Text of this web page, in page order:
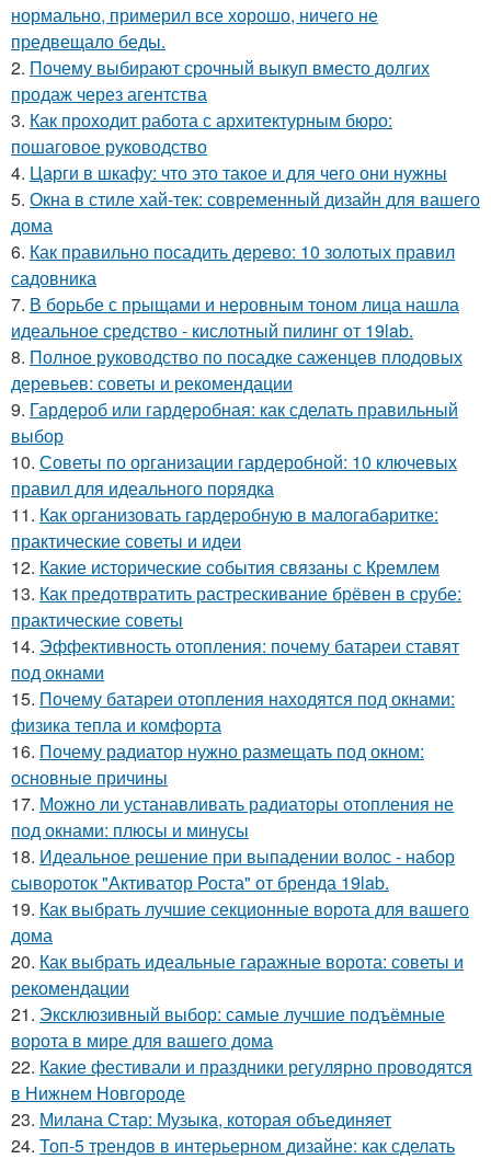
нормально, примерил все хорошо, ничего не
предвещало беды.
2. Почему выбирают срочный выкуп вместо долгих
продаж через агентства
3. Как проходит работа с архитектурным бюро:
пошаговое руководство
4. Царги в шкафу: что это такое и для чего они нужны
5. Окна в стиле хай-тек: современный дизайн для вашего
дома
6. Как правильно посадить дерево: 10 золотых правил
садовника
7. В борьбе с прыщами и неровным тоном лица нашла
идеальное средство - кислотный пилинг от 19lab.
8. Полное руководство по посадке саженцев плодовых
деревьев: советы и рекомендации
9. Гардероб или гардеробная: как сделать правильный
выбор
10. Советы по организации гардеробной: 10 ключевых
правил для идеального порядка
11. Как организовать гардеробную в малогабаритке:
практические советы и идеи
12. Какие исторические события связаны с Кремлем
13. Как предотвратить растрескивание брёвен в срубе:
практические советы
14. Эффективность отопления: почему батареи ставят
под окнами
15. Почему батареи отопления находятся под окнами:
физика тепла и комфорта
16. Почему радиатор нужно размещать под окном:
основные причины
17. Можно ли устанавливать радиаторы отопления не
под окнами: плюсы и минусы
18. Идеальное решение при выпадении волос - набор
сывороток "Активатор Роста" от бренда 19lab.
19. Как выбрать лучшие секционные ворота для вашего
дома
20. Как выбрать идеальные гаражные ворота: советы и
рекомендации
21. Эксклюзивный выбор: самые лучшие подъёмные
ворота в мире для вашего дома
22. Какие фестивали и праздники регулярно проводятся
в Нижнем Новгороде
23. Милана Стар: Музыка, которая объединяет
24. Топ-5 трендов в интерьерном дизайне: как сделать